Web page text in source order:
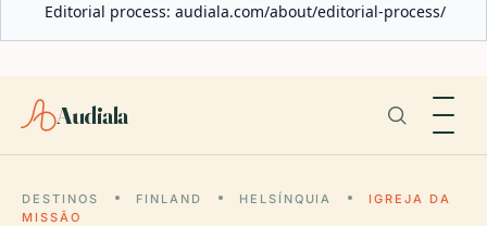
Editorial process: audiala.com/about/editorial-process/
Audiala
DESTINOS FINLAND HELSÍNQUIA
IGREJA DA
MISSÃO